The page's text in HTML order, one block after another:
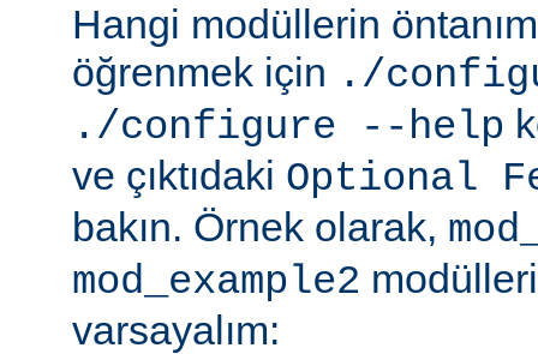
Hangi modüllerin
öğrenmek için ./
./configure --help
ve çıktıdaki Optional
bakın. Örnek olarak,
mod_example2
varsayalım: